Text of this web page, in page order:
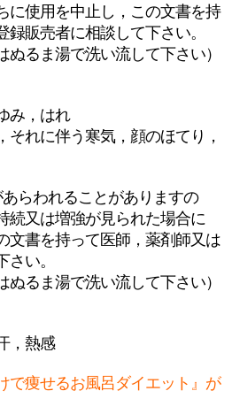
に使用を中止し，この文書を持
販売者に相談して下さい。
ぬるま湯で洗い流して下さい）
み，はれ
それに伴う寒気，顔のほてり，
らわれることがありますの
続又は増強が見られた場合に
文書を持って医師，薬剤師又は
い。
ぬるま湯で洗い流して下さい）
，熱感
で痩せるお風呂ダイエット』が